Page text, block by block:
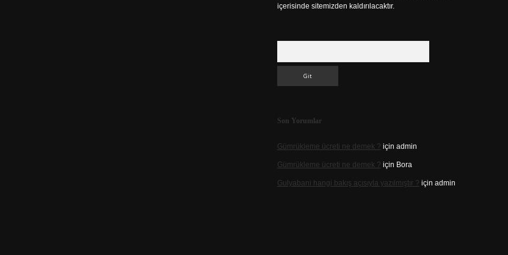
içerisinde sitemizden kaldırılacaktır.
Son Yorumlar
Gümrükleme ücreti ne demek ? için admin
Gümrükleme ücreti ne demek ? için Bora
Gulyabani hangi bakış açısıyla yazılmıştır ? için admin